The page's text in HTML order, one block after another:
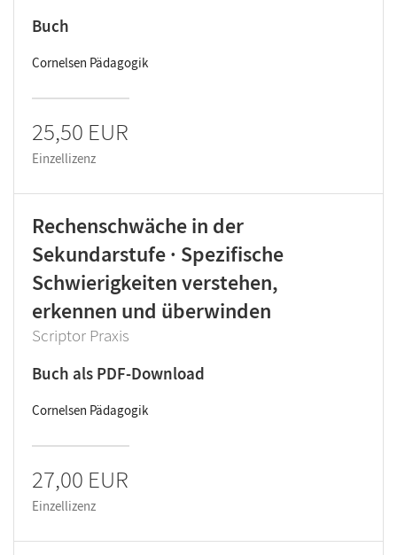
Buch
Cornelsen Pädagogik
25,50 EUR
Einzellizenz
Rechenschwäche in der
Sekundarstufe · Spezifische
Schwierigkeiten verstehen,
erkennen und überwinden
Scriptor Praxis
Buch als PDF-Download
Cornelsen Pädagogik
27,00 EUR
Einzellizenz